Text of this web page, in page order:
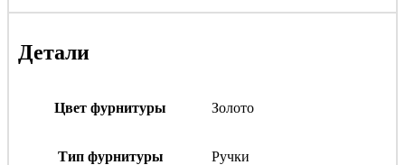
Детали
Цвет фурнитуры Золото
Тип фурнитуры Ручки